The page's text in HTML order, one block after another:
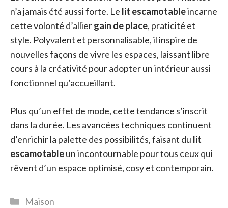
n’a jamais été aussi forte. Le lit escamotableincarne
cette volonté d’alliergain de place, praticité et
style. Polyvalent et personnalisable, il inspire de
nouvelles façons de vivre les espaces, laissant libre
cours à la créativité pour adopter un intérieur aussi
fonctionnel qu’accueillant.
Plus qu’un effet de mode, cette tendance s’inscrit
dans la durée. Les avancées techniques continuent
d’enrichir la palette des possibilités, faisant du lit
escamotableun incontournable pour tous ceux qui
rêvent d’un espace optimisé, cosy et contemporain.
Catégories
Maison